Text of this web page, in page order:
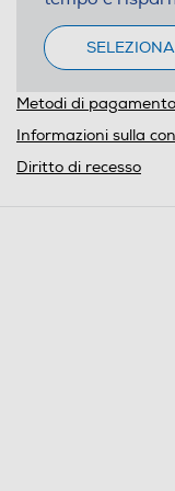
Metodi di
Informazioni sulla
Diritto di recesso